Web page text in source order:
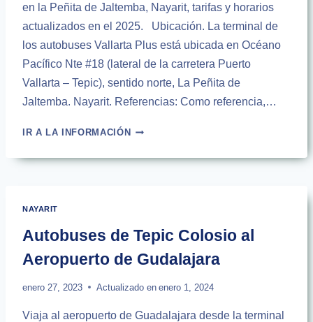
en la Peñita de Jaltemba, Nayarit, tarifas y horarios
actualizados en el 2025. Ubicación. La terminal de
los autobuses Vallarta Plus está ubicada en Océano
Pacífico Nte #18 (lateral de la carretera Puerto
Vallarta – Tepic), sentido norte, La Peñita de
Jaltemba. Nayarit. Referencias: Como referencia,…
IR A LA INFORMACIÓNTERMINAL
AUTOBUSES
DE
JALTEMBA
NAYARIT
Autobuses de Tepic Colosio al
Aeropuerto de Gudalajara
enero 27, 2023 Actualizado en enero 1, 2024
Viaja al aeropuerto de Guadalajara desde la terminal